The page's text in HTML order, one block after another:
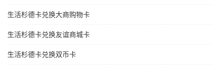
生活杉德卡兑换大商购物卡
生活杉德卡兑换友谊商城卡
生活杉德卡兑换双币卡